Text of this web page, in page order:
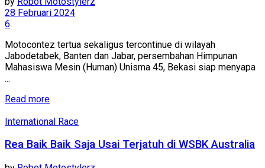
28 Februari 2024
6
Motocontez tertua sekaligus tercontinue di wilayah
Jabodetabek, Banten dan Jabar, persembahan Himpunan
Mahasiswa Mesin (Human) Unisma 45, Bekasi siap menyapa
...
Read more
International Race
Rea Baik Baik Saja Usai Terjatuh di WSBK Australia